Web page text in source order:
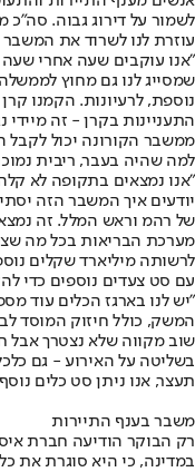
לשמור על דירוג גבוה. סה"כ
עוזרת לנו לשרוד את
"אנו עוקבים שעה אחרי
שמסייג לנו גם מחוץ
התעניינות בקרן - זה מיידי
ממשבר הקורונה יכול לקבל
למה שהיה בעבר, ריבית
"אנו נמצאים בתקופה לא
יודעים איך המשבר הזה
של רהמ וראש המלל. זה
מערכת הבריאות בכל מה
לרשותה מיליארד שקלים
עם סט צעדים נוספים כדי
"יש לנו בארגז הכלים עוד
המשק, כולל חיזוק המוסד
שוב מקווה שלא נצטרך אבל
בשליטה על האירוע - גם
תעצר, אנו ניתן סט כלים
משבר בענף התיירות
רק הבוקר הודיעה חברת
במדינה, כי היא סוגרת את